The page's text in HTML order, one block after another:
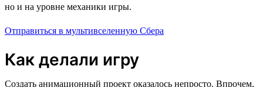
но и на уровне механики игры.
Отправиться в мультивселенную Сбера
Как делали игру
Создать анимационный проект оказалось непросто. Впрочем,